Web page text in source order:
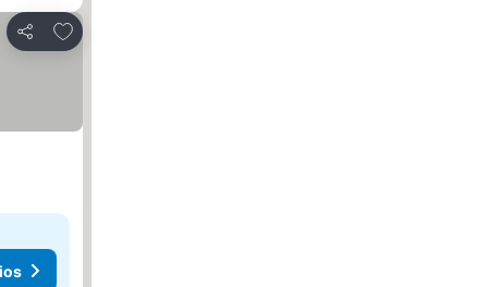
Compartir
Agregar a favoritos